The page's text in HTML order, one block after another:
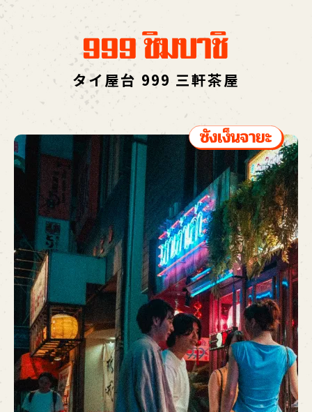
タイ屋台 999 三軒茶屋